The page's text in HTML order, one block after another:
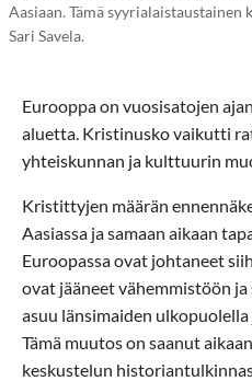
Aasiaan. Tämä syyrialaistaustainen
Sari Savela.
Eurooppa on vuosisatojen
aluetta. Kristinusko vaikutti
yhteiskunnan ja kulttuurin
Kristittyjen määrän
Aasiassa ja samaan aikaan
Euroopassa ovat johtaneet
ovat jääneet vähemmistöön
asuu länsimaiden
Tämä muutos on saanut
keskustelun